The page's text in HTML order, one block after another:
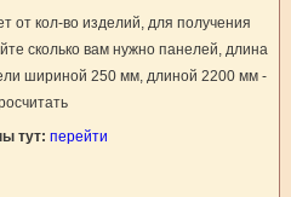
от кол-во изделий, для получения
сколько вам нужно панелей, длина
шириной 250 мм, длиной 2200 мм -
тут: перейти